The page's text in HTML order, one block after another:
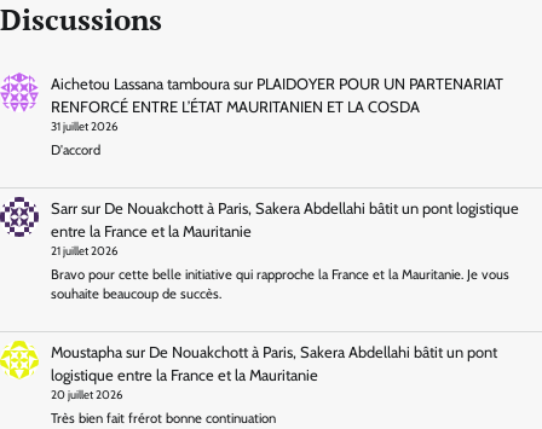
Discussions
Aichetou Lassana tambourasur PLAIDOYER POUR UN PARTENARIAT
RENFORCÉ ENTRE L’ÉTAT MAURITANIEN ET LA COSDA
31 juillet 2026
D'accord
Sarrsur De Nouakchott à Paris, Sakera Abdellahi bâtit un pont logistique
entre la France et la Mauritanie
21 juillet 2026
Bravo pour cette belle initiative qui rapproche la France et la Mauritanie. Je vous
souhaite beaucoup de succès.
Moustaphasur De Nouakchott à Paris, Sakera Abdellahi bâtit un pont
logistique entre la France et la Mauritanie
20 juillet 2026
Très bien fait frérot bonne continuation